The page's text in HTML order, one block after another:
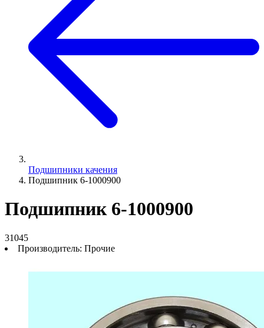
Подшипники качения
Подшипник 6-1000900
Подшипник 6-1000900
31045
Производитель: Прочие